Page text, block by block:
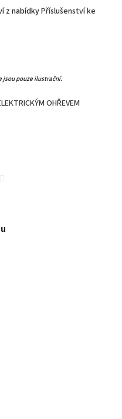
z nabídkyPříslušenství ke
jsou pouze ilustrační.
OHŘEVEM